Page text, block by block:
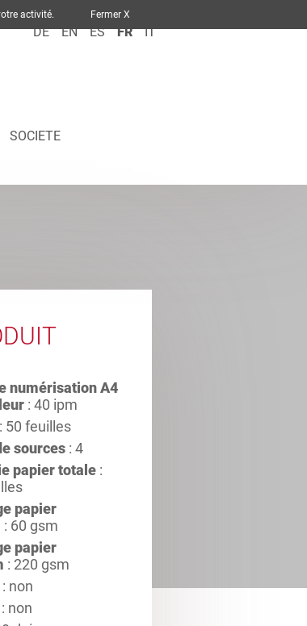
DE EN ES FR IT
SOCIETE
numérisation A4
: 40 ipm
: 50 feuilles
sources : 4
papier totale :
papier
: 60 gsm
papier
: 220 gsm
: non
: non
à votre activité. Fermer X